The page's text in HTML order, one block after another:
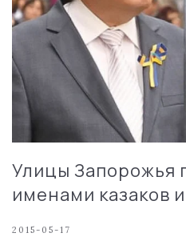
Улицы Запорожья
именами казаков
2015-05-17